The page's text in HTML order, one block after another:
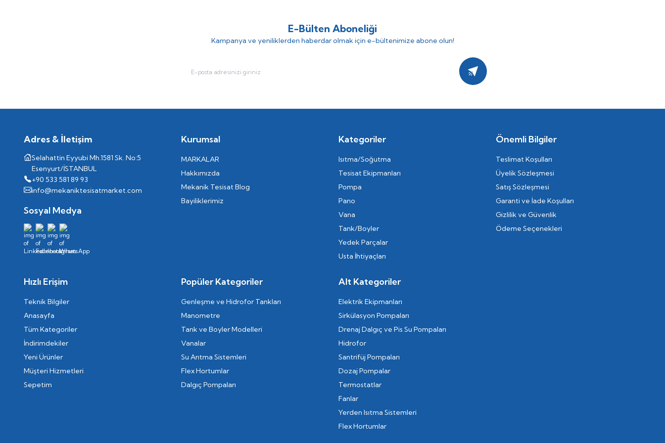
E-Bülten Aboneliği
Kampanya ve yeniliklerden haberdar olmak için e-bültenimize abone olun!
Kayıt Ol
Adres & İletişim
Selahattin Eyyubi Mh.1581 Sk. No:5
Esenyurt/İSTANBUL
+90 533 581 89 93
info@mekaniktesisatmarket.com
Sosyal Medya
Kurumsal
MARKALAR
Hakkımızda
Mekanik Tesisat Blog
Bayiliklerimiz
Kategoriler
Isıtma/Soğutma
Tesisat Ekipmanları
Pompa
Pano
Vana
Tank/Boyler
Yedek Parçalar
Usta İhtiyaçları
Önemli Bilgiler
Teslimat Koşulları
Üyelik Sözleşmesi
Satış Sözleşmesi
Garanti ve İade Koşulları
Gizlilik ve Güvenlik
Ödeme Seçenekleri
Hızlı Erişim
Teknik Bilgiler
Anasayfa
Tüm Kategoriler
İndirimdekiler
Yeni Ürünler
Müşteri Hizmetleri
Sepetim
Popüler Kategoriler
Genleşme ve Hidrofor Tankları
Manometre
Tank ve Boyler Modelleri
Vanalar
Su Arıtma Sistemleri
Flex Hortumlar
Dalgıç Pompaları
Alt Kategoriler
Elektrik Ekipmanları
Sirkülasyon Pompaları
Drenaj Dalgıç ve Pis Su Pompaları
Hidrofor
Santrifüj Pompaları
Dozaj Pompalar
Termostatlar
Fanlar
Yerden Isıtma Sistemleri
Flex Hortumlar